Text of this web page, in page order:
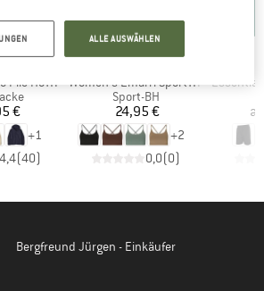
Hoody
€
+1
4,4(40)
MARKE
ATHLECIA
Artikel
Women's Emarri Sports Bra
Produktgruppe
Sport-BH
Preis
24,95 €
+2
0,0(0)
Artikel
Essentials 3-Stripes
ab
Bergfreund Jürgen - Einkäufer
ALLE AUSWÄHLEN